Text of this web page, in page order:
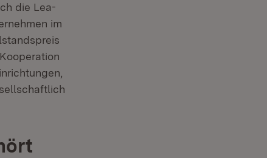
die Lea-
im